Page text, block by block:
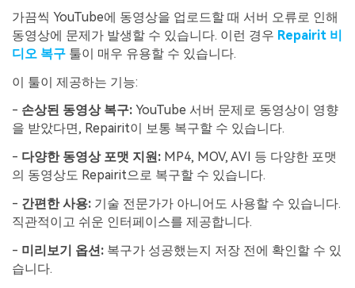
가끔씩 YouTube에 동영상을 업로드할 때 서버 오류로 인해
동영상에 문제가 발생할 수 있습니다. 이런 경우 Repairit 비
디오 복구 툴이 매우 유용할 수 있습니다.
이 툴이 제공하는 기능:
- 손상된 동영상 복구: YouTube 서버 문제로 동영상이 영향
을 받았다면, Repairit이 보통 복구할 수 있습니다.
- 다양한 동영상 포맷 지원: MP4, MOV, AVI 등 다양한 포맷
의 동영상도 Repairit으로 복구할 수 있습니다.
- 간편한 사용: 기술 전문가가 아니어도 사용할 수 있습니다.
직관적이고 쉬운 인터페이스를 제공합니다.
- 미리보기 옵션: 복구가 성공했는지 저장 전에 확인할 수 있
습니다.